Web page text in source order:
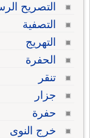
التصريح
التصفية
التهريج
الحفرة
تنقر
جزار
حفرة
خرج النوى